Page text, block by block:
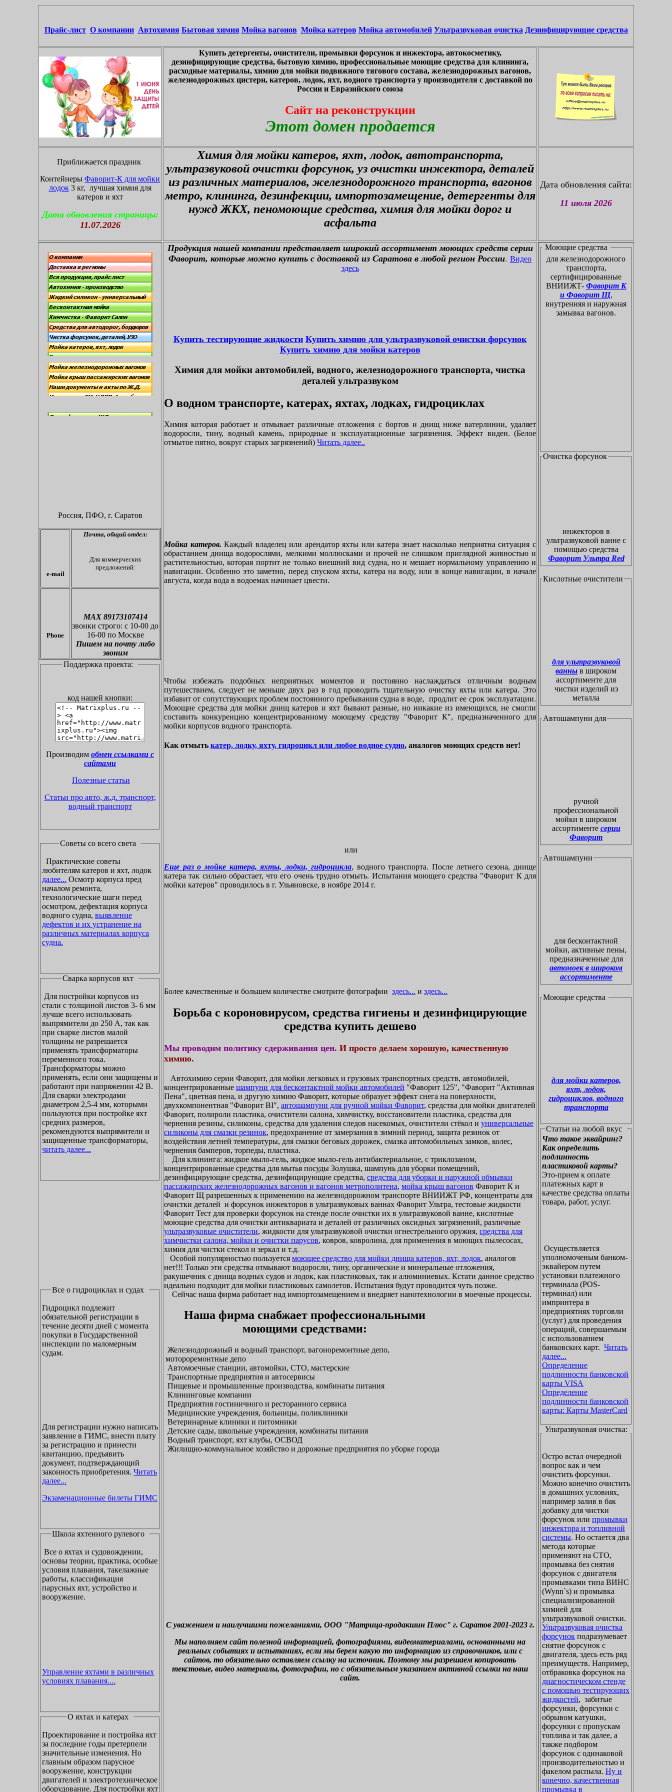
Прайс-лист О компании Автохимия Бытовая химия Мойка вагонов Мойка катеров Мойка автомобилей Ультразвуковая очистка Дезинфицирующие средства
Купить детергенты, очистители, промывки форсунок и инжектора, автокосметику,
дезинфицирующие средства, бытовую химию, профессиональные моющие средства для клининга,
расходные материалы, химию для мойки подвижного тягового состава, железнодорожных вагонов,
железнодорожных цистерн, катеров, лодок, яхт, водного транспорта у производителя с доставкой по
России и Евразийского союза
Сайт на реконструкции
Этот домен продается
Приближается праздник
Контейнеры Фаворит-К для мойки
лодок3 кг, лучшая химия для
катеров и яхт
Дата обновления страницы:
11.07.2026
Химия для мойки катеров, яхт, лодок, автотранспорта,
ультразвуковой очистки форсунок, уз очистки инжектора, деталей
из различных материалов, железнодорожного транспорта, вагонов
метро, клининга, дезинфекции, импортозамещение, детергенты для
нужд ЖКХ, пеномоющие средства, химия для мойки дорог и
асфальта
Дата обновления сайта:
11 июля 2026
Россия, ПФО, г. Саратов
e-mail
Почта, общий отдел:
Для коммерческих
предложений:
Phone
МАХ 89173107414
звонки строго: с 10-00 до
16-00 по Москве
Пишем на почту либо
звоним
Поддержка проекта:
код нашей кнопки:
Производим обмен ссылками с
сайтами
Полезные статьи
Статьи про авто, ж.д. транспорт,
водный транспорт
Советы со всего света
Практические советы
любителям катеров и яхт, лодок
далее... Осмотр корпуса пред
началом ремонта,
технологические шаги перед
осмотром, дефектация корпуса
водного судна, выявление
дефектов и их устранение на
различных материалах корпуса
судна.
Сварка корпусов яхт
Для постройки корпусов из
стали с толщиной листов 3- 6 мм
лучше всего использовать
выпрямители до 250 А, так как
при сварке листов малой
толщины не разрешается
применять трансформаторы
переменного тока.
Трансформаторы можно
применять, если они защищены и
работают при напряжении 42 В.
Для сварки электродами
диаметром 2,5-4 мм, которыми
пользуются при постройке яхт
средних размеров,
рекомендуются выпрямители и
защищенные трансформаторы,
читать далее...
Все о гидроциклах и судах
Гидроцикл подлежит
обязательной регистрации в
течение десяти дней с момента
покупки в Государственной
инспекции по маломерным
судам.
Для регистрации нужно написать
заявление в ГИМС, внести плату
за регистрацию и принести
квитанцию, предъявить
документ, подтверждающий
законность приобретения. Читать
далее...
Экзаменационные билеты ГИМС
Школа яхтенного рулевого
Все о яхтах и судовождении,
основы теории, практика, особые
условия плавания, такелажные
работы, классификация
парусных яхт, устройство и
вооружение.
Управление яхтами в различных
условиях плавания....
О яхтах и катерах
Проектирование и постройка яхт
за последние годы претерпели
значительные изменения. Но
главным образом парусное
вооружение, конструкции
двигателей и электротехническое
оборудование. Для постройки яхт
Продукция нашей компании представляет широкий ассортимент моющих средств серии
Фаворит, которые можно купить с доставкой из Саратова в любой регион России. Видео
здесь
Купить тестирующие жидкости Купить химию для ультразвуковой очистки форсунок
Купить химию для мойки катеров
Химия для мойки автомобилей, водного, железнодорожного транспорта, чистка
деталей ультразвуком
О водном транспорте, катерах, яхтах, лодках, гидроциклах
Химия которая работает и отмывает различные отложения с бортов и днищ ниже ватерлинии, удаляет
водоросли, тину, водный камень, природные и эксплуатационные загрязнения. Эффект виден. (Белое
отмытое пятно, вокруг старых загрязнений) Читать далее..
Мойка катеров. Каждый владелец или арендатор яхты или катера знает насколько неприятна ситуация с
обрастанием днища водорослями, мелкими моллюсками и прочей не слишком приглядной живностью и
растительностью, которая портит не только внешний вид судна, но и мешает нормальному управлению и
навигации. Особенно это заметно, перед спуском яхты, катера на воду, или в конце навигации, в начале
августа, когда вода в водоемах начинает цвести.
Чтобы избежать подобных неприятных моментов и постоянно наслаждаться отличным водным
путешествием, следует не меньше двух раз в год проводить тщательную очистку яхты или катера. Это
избавит от сопутствующих проблем постоянного пребывания судна в воде, продлит ее срок эксплуатации.
Моющие средства для мойки днищ катеров и яхт бывают разные, но никакие из имеющихся, не смогли
составить конкуренцию концентрированному моющему средству "Фаворит К", предназначенного для
мойки корпусов водного транспорта.
Как отмыть катер, лодку, яхту, гидроцикл или любое водное судно, аналогов моющих средств нет!
или
Еще раз о мойке катера, яхты, лодки, гидроцикла, водного транспорта. После летнего сезона, днище
катера так сильно обрастает, что его очень трудно отмыть. Испытания моющего средства "Фаворит К для
мойки катеров" проводилось в г. Ульяновске, в ноябре 2014 г.
Более качественные и большем количестве смотрите фотографии здесь... и здесь...
Борьба с короновирусом, средства гигиены и дезинфицирующие
средства купить дешево
Мы проводим политику сдерживания цен. И просто делаем хорошую, качественную
химию.
Автохимию серии Фаворит, для мойки легковых и грузовых транспортных средств, автомобилей,
концентрированные шампуни для бесконтактной мойки автомобилей "Фаворит 125", "Фаворит "Активная
Пена", цветная пена, и другую химию Фаворит, которые образует эффект снега на поверхности,
двухкомпонентная "Фаворит BI", автошампуни для ручной мойки Фаворит, средства для мойки двигателей
Фаворит, полироли пластика, очистители салона, химчистку, восстановители пластика, средства для
чернения резины, силиконы, средства для удаления следов насекомых, очистители стёкол и универсальные
силиконы для смазки резинок, предохранение от замерзания в зимний период, защита резинок от
воздействия летней температуры, для смазки беговых дорожек, смазка автомобильных замков, колес,
чернения бамперов, торпеды, пластика.
Для клининга: жидкое мыло-гель, жидкое мыло-гель антибактериальное, с триклозаном,
концентрированные средства для мытья посуды Золушка, шампунь для уборки помещений,
дезинфицирующие средства, дезинфицирующие средства, средства для уборки и наружной обмывки
пассажирских железнодорожных вагонов и вагонов метрополитена, мойка крыш вагонов Фаворит К и
Фаворит Щ разрешенных к применению на железнодорожном транспорте ВНИИЖТ РФ, концентраты для
очистки деталей и форсунок инжекторов в ультразвуковых ваннах Фаворит Ультра, тестовые жидкости
Фаворит Тест для проверки форсунок на стенде после очистки их в ультразвуковой ванне, кислотные
моющие средства для очистки антиквариата и деталей от различных оксидных загрязнений, различные
ультразвуковые очистители, жидкости для ультразвуковой очистки огнестрельного оружия, средства для
химчистки салона, мойки и очистки парусов, ковров, ковролина, для применения в моющих пылесосах,
химия для чистки стекол и зеркал и т.д.
Особой популярностью пользуется моющее средство для мойки днища катеров, яхт, лодок, аналогов
нет!!! Только эти средства отмывают водоросли, тину, органические и минеральные отложения,
ракушечник с днища водных судов и лодок, как пластиковых, так и алюминиевых. Кстати данное средство
идеально подходит для мойки пластиковых самолетов. Испытания будут проводится чуть позже.
Сейчас наша фирма работает над импортозамещением и внедряет нанотехнологии в моечные процессы.
Наша фирма снабжает профессиональными
моющими средствами:
Железнодорожный и водный транспорт, вагоноремонтные депо,
мотороремонтные депо
Автомоечные станции, автомойки, СТО, мастерские
Транспортные предприятия и автосервисы
Пищевые и промышленные производства, комбинаты питания
Клининговые компании
Предприятия гостиничного и ресторанного сервиса
Медицинские учреждения, больницы, поликлиники
Ветеринарные клиники и питомники
Детские сады, школьные учреждения, комбинаты питания
Водный транспорт, яхт клубы, ОСВОД
Жилищно-коммунальное хозяйство и дорожные предприятия по уборке города
С уважением и наилучшими пожеланиями, ООО "Матрица-продакшин Плюс" г. Саратов 2001-2023 г.
Мы наполняем сайт полезной информацией, фотографиями, видеоматериалами, основанными на
реальных событиях и испытаниях, если мы берем какую то информацию из справочников, или с
сайтов, то обязательно оставляем ссылку на источник. Поэтому мы разрешаем копировать
текстовые, видео материалы, фотографии, но с обязательным указанием активной ссылки на наш
сайт.
Моющие средства
для железнодорожного
транспорта,
сертифицированные
ВНИИЖТ- Фаворит К
и Фаворит Щ,
внутренняя и наружная
замывка вагонов.
Очистка форсунок
инжекторов в
ультразвуковой ванне с
помощью средства
Фаворит Ультра Red
Кислотные очистители
для ультразвуковой
ванны в широком
ассортименте для
чистки изделий из
металла
Автошампуни для
ручной
профессиональной
мойки в широком
ассортименте серии
Фаворит
Автошампуни
для бесконтактной
мойки, активные пены,
предназначенные для
автомоек в широком
ассортименте
Моющие средства
для мойки катеров,
яхт, лодок,
гидроциклов, водного
транспорта
Статьи на любой вкус
Что такое эквайринг?
Как определить
подлинность
пластиковой карты?
Это-прием к оплате
платежных карт в
качестве средства оплаты
товара, работ, услуг.
Осуществляется
уполномоченым банком-
эквайером путем
установки платежного
терминала (POS-
терминал) или
импринтера в
предприятиях торговли
(услуг) для проведения
операций, совершаемым
с использованием
банковских карт. Читать
далее...
Определение
подлинности банковской
карты VISA
Определение
подлинности банковской
карты: Карты MasterCard
Ультразвуковая очистка:
Остро встал очередной
вопрос как и чем
очистить форсунки.
Можно конечно очистить
в домашних условиях,
например залив в бак
добавку для чистки
форсунок или промывки
инжектора и топливной
системы. Но остается два
метода которые
применяют на СТО,
промывка без снятия
форсунок с двигателя
промывками типа ВИНС
(Wynn`s) и промывка
специализированной
химией для
ультразвуковой очистки.
Ультразвуковая очистка
форсунок
снятие форсунок с
двигателя, здесь есть ряд
преимуществ. Например,
отбраковка форсунок на
диагностическом стенде
с помощью тестирующих
жидкостей, забитые
форсунки, форсунки с
обрывом катушки,
форсунки с пропускам
топлива и так далее, а
также подбором
форсунок с одинаковой
производительностью и
факелом распыла. Ну и
конечно, качественная
промывка в